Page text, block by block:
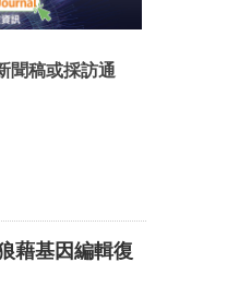
聞稿或採訪通
藉基因編輯復